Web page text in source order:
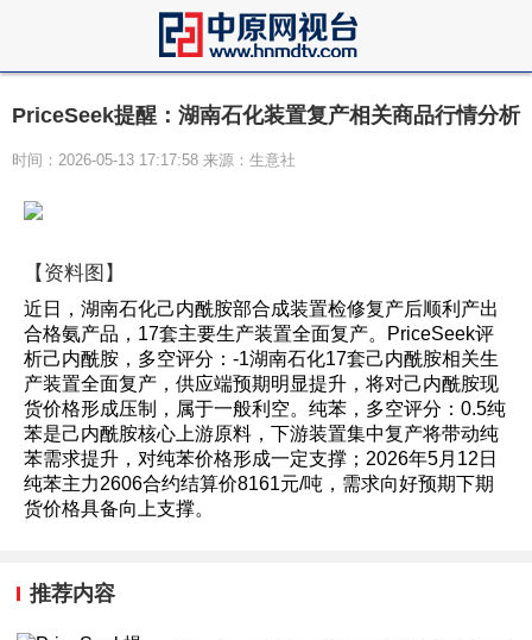
PriceSeek提醒：湖南石化装置复产相关商品行情分析
时间：2026-05-13 17:17:58 来源：生意社
【资料图】
近日，湖南石化己内酰胺部合成装置检修复产后顺利产出
合格氨产品，17套主要生产装置全面复产。PriceSeek评
析己内酰胺，多空评分：-1湖南石化17套己内酰胺相关生
产装置全面复产，供应端预期明显提升，将对己内酰胺现
货价格形成压制，属于一般利空。纯苯，多空评分：0.5纯
苯是己内酰胺核心上游原料，下游装置集中复产将带动纯
苯需求提升，对纯苯价格形成一定支撑；2026年5月12日
纯苯主力2606合约结算价8161元/吨，需求向好预期下期
货价格具备向上支撑。
推荐内容